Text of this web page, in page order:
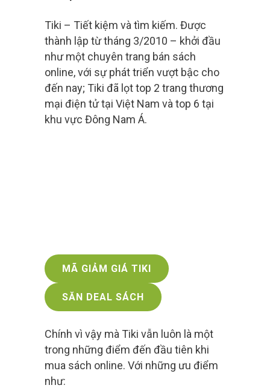
Tiki – Tiết kiệm và tìm kiếm. Được
thành lập từ tháng 3/2010 – khởi đầu
như một chuyên trang bán sách
online, với sự phát triển vượt bậc cho
đến nay; Tiki đã lọt top 2 trang thương
mại điện tử tại Việt Nam và top 6 tại
khu vực Đông Nam Á.
MÃ GIẢM GIÁ TIKI
SĂN DEAL SÁCH
Chính vì vậy mà Tiki vẫn luôn là một
trong những điểm đến đầu tiên khi
mua sách online. Với những ưu điểm
như: